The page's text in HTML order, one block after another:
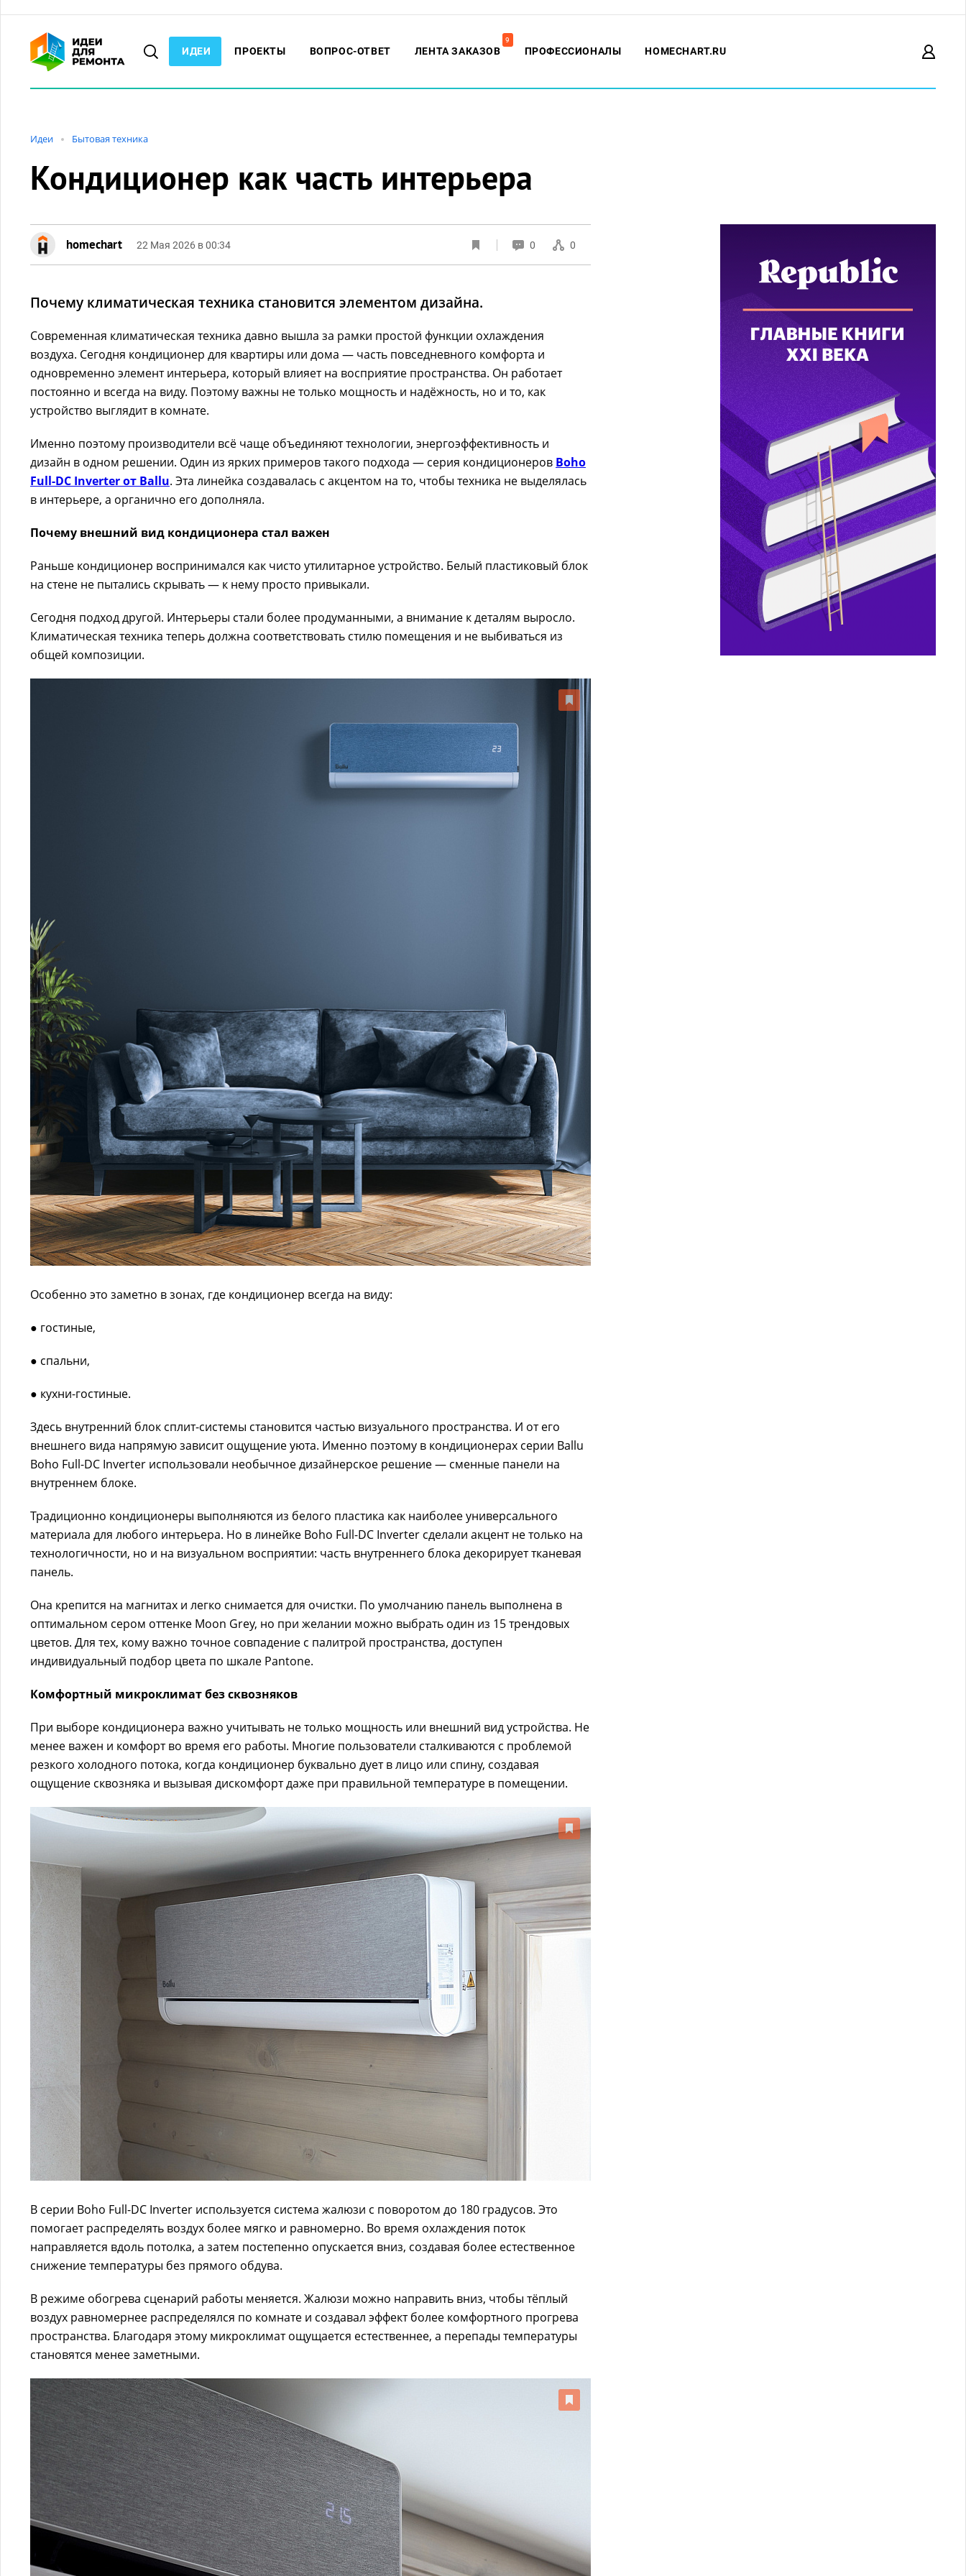
ИДЕИ ПРОЕКТЫ ВОПРОС-ОТВЕТ ЛЕНТА ЗАКАЗОВ
9
ПРОФЕССИОНАЛЫ HOMECHART.RU
Идеи Бытовая техника
Кондиционер как часть интерьера
homechart 22 Мая 2026 в 00:34 0 0
Почему климатическая техника становится элементом дизайна.
Современная климатическая техника давно вышла за рамки простой функции охлаждения
воздуха. Сегодня кондиционер для квартиры или дома — часть повседневного комфорта и
одновременно элемент интерьера, который влияет на восприятие пространства. Он работает
постоянно и всегда на виду. Поэтому важны не только мощность и надёжность, но и то, как
устройство выглядит в комнате.
Именно поэтому производители всё чаще объединяют технологии, энергоэффективность и
дизайн в одном решении. Один из ярких примеров такого подхода — серия кондиционеров Boho
Full-DC Inverter от Ballu. Эта линейка создавалась с акцентом на то, чтобы техника не выделялась
в интерьере, а органично его дополняла.
Почему внешний вид кондиционера стал важен
Раньше кондиционер воспринимался как чисто утилитарное устройство. Белый пластиковый блок
на стене не пытались скрывать — к нему просто привыкали.
Сегодня подход другой. Интерьеры стали более продуманными, а внимание к деталям выросло.
Климатическая техника теперь должна соответствовать стилю помещения и не выбиваться из
общей композиции.
Особенно это заметно в зонах, где кондиционер всегда на виду:
● гостиные,
● спальни,
● кухни-гостиные.
Здесь внутренний блок сплит-системы становится частью визуального пространства. И от его
внешнего вида напрямую зависит ощущение уюта. Именно поэтому в кондиционерах серии Ballu
Boho Full-DC Inverter использовали необычное дизайнерское решение — сменные панели на
внутреннем блоке.
Традиционно кондиционеры выполняются из белого пластика как наиболее универсального
материала для любого интерьера. Но в линейке Boho Full-DC Inverter сделали акцент не только на
технологичности, но и на визуальном восприятии: часть внутреннего блока декорирует тканевая
панель.
Она крепится на магнитах и легко снимается для очистки. По умолчанию панель выполнена в
оптимальном сером оттенке Moon Grey, но при желании можно выбрать один из 15 трендовых
цветов. Для тех, кому важно точное совпадение с палитрой пространства, доступен
индивидуальный подбор цвета по шкале Pantone.
Комфортный микроклимат без сквозняков
При выборе кондиционера важно учитывать не только мощность или внешний вид устройства. Не
менее важен и комфорт во время его работы. Многие пользователи сталкиваются с проблемой
резкого холодного потока, когда кондиционер буквально дует в лицо или спину, создавая
ощущение сквозняка и вызывая дискомфорт даже при правильной температуре в помещении.
В серии Boho Full-DC Inverter используется система жалюзи с поворотом до 180 градусов. Это
помогает распределять воздух более мягко и равномерно. Во время охлаждения поток
направляется вдоль потолка, а затем постепенно опускается вниз, создавая более естественное
снижение температуры без прямого обдува.
В режиме обогрева сценарий работы меняется. Жалюзи можно направить вниз, чтобы тёплый
воздух равномернее распределялся по комнате и создавал эффект более комфортного прогрева
пространства. Благодаря этому микроклимат ощущается естественнее, а перепады температуры
становятся менее заметными.